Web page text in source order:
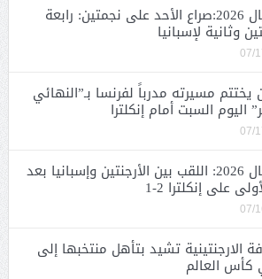
مونديال 2026:صراع الأحد على نجمتين: رابعة
وثانية لإسبانيا
07/
مسيرته مدرباً لفرنسا بـ”النهائي
اليوم السبت أمام إنكلترا
07/
مونديال 2026: اللقب بين الأرجنتين وإسبانيا بعد
على إنكلترا 2-1
07/
الارجنتينية تشيد بتأهل منتخبها إلى
كأس العالم